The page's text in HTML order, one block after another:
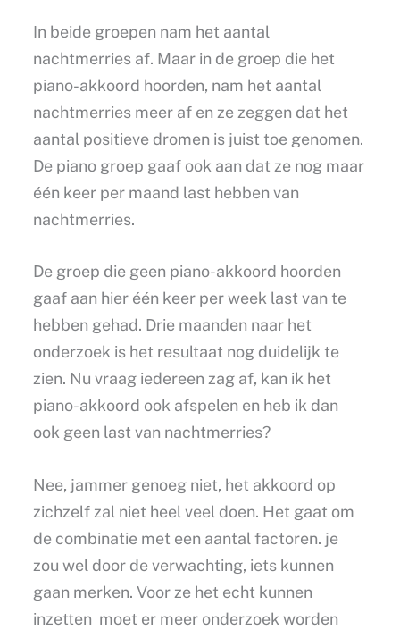
In beide groepen nam het aantal
nachtmerries af. Maar in de groep die het
piano-akkoord hoorden, nam het aantal
nachtmerries meer af en ze zeggen dat het
aantal positieve dromen is juist toe genomen.
De piano groep gaaf ook aan dat ze nog maar
één keer per maand last hebben van
nachtmerries.
De groep die geen piano-akkoord hoorden
gaaf aan hier één keer per week last van te
hebben gehad. Drie maanden naar het
onderzoek is het resultaat nog duidelijk te
zien. Nu vraag iedereen zag af, kan ik het
piano-akkoord ook afspelen en heb ik dan
ook geen last van nachtmerries?
Nee, jammer genoeg niet, het akkoord op
zichzelf zal niet heel veel doen. Het gaat om
de combinatie met een aantal factoren. je
zou wel door de verwachting, iets kunnen
gaan merken. Voor ze het echt kunnen
inzetten moet er meer onderzoek worden